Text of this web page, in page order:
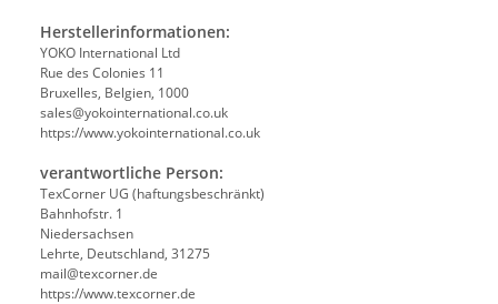
Herstellerinformationen:
YOKO International Ltd
Rue des Colonies 11
Bruxelles, Belgien, 1000
sales@yokointernational.co.uk
https://www.yokointernational.co.uk
verantwortliche Person:
TexCorner UG (haftungsbeschränkt)
Bahnhofstr. 1
Niedersachsen
Lehrte, Deutschland, 31275
mail@texcorner.de
https://www.texcorner.de